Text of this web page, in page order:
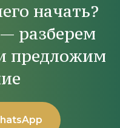
начать?
разберем
предложим